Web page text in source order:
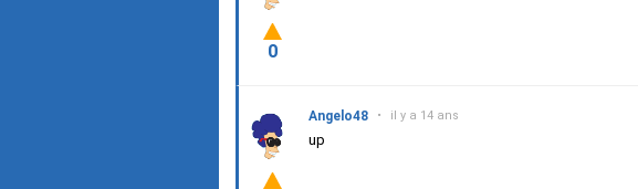
0
Angelo48 • il y a 14 ans
up